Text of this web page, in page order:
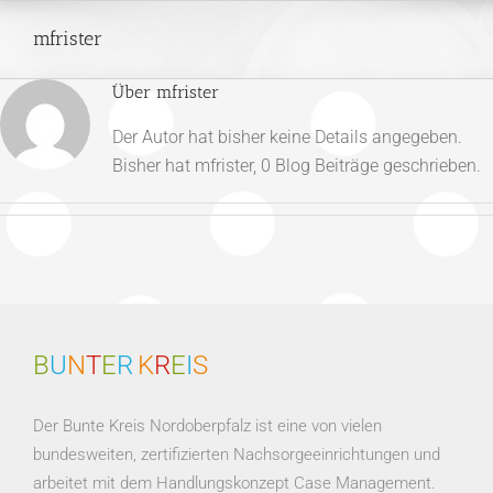
Inhaltmfrister
Über mfrister
Der Autor hat bisher keine Details angegeben.
Bisher hat mfrister, 0 Blog Beiträge geschrieben.
BUNTER KREIS
Der Bunte Kreis Nordoberpfalz ist eine von vielen
bundesweiten, zertifizierten Nachsorgeeinrichtungen und
arbeitet mit dem Handlungskonzept Case Management.